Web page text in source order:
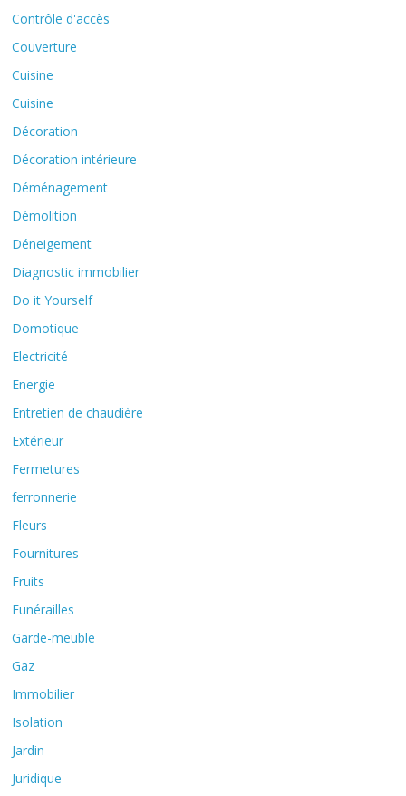
Contrôle d'accès
Couverture
Cuisine
Cuisine
Décoration
Décoration intérieure
Déménagement
Démolition
Déneigement
Diagnostic immobilier
Do it Yourself
Domotique
Electricité
Energie
Entretien de chaudière
Extérieur
Fermetures
ferronnerie
Fleurs
Fournitures
Fruits
Funérailles
Garde-meuble
Gaz
Immobilier
Isolation
Jardin
Juridique